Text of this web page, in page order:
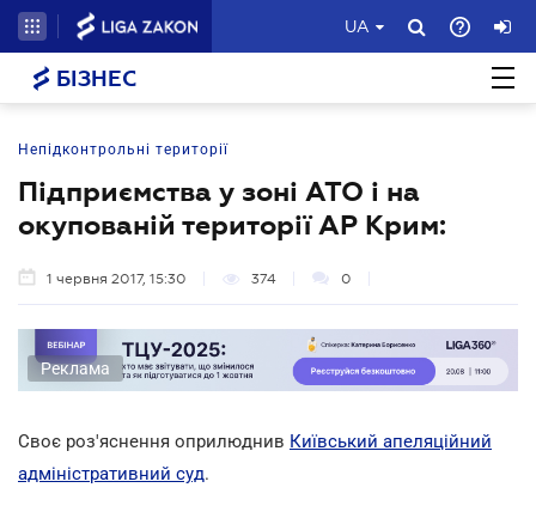
UA
БІЗНЕС
Непідконтрольні території
Підприємства у зоні АТО і на
окупованій території АР Крим:
1 червня 2017, 15:30 374 0
Реклама
Своє роз'яснення оприлюднив Київський апеляційний
адміністративний суд.